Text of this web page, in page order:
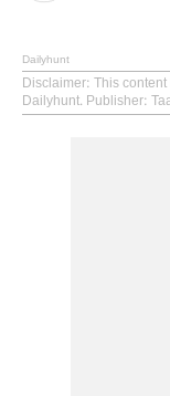
Dailyhunt
Disclaimer: This
Dailyhunt. Publisher: